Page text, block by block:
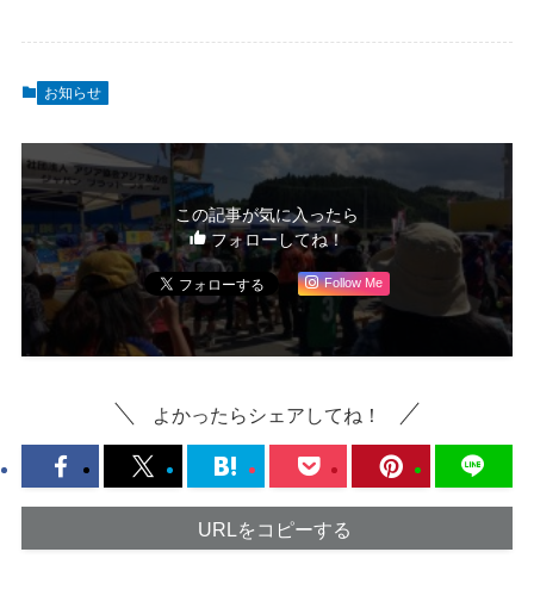
お知らせ
この記事が気に入ったら
フォローしてね！
Follow Me
よかったらシェアしてね！
URLをコピーする